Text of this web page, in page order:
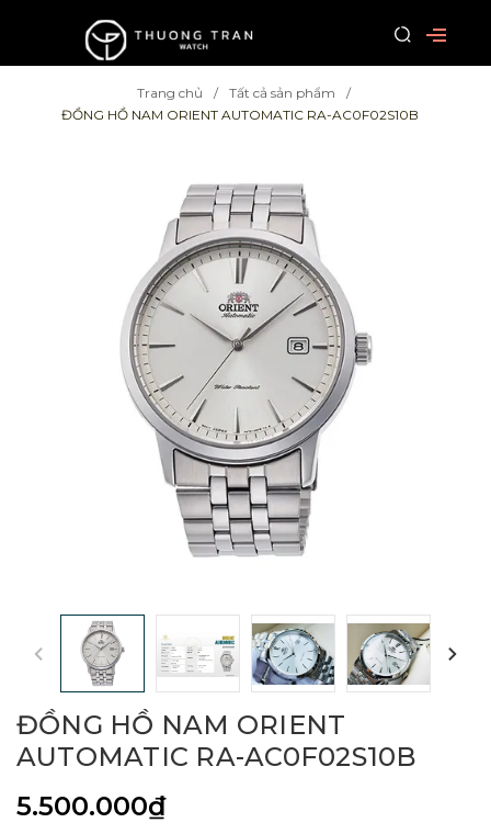
Trang chủ
Tất cả sản phẩm
ĐỒNG HỒ NAM ORIENT AUTOMATIC RA-AC0F02S10B
ĐỒNG HỒ NAM ORIENT
AUTOMATIC RA-AC0F02S10B
5.500.000₫